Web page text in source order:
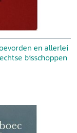
en allerlei
bisschoppen